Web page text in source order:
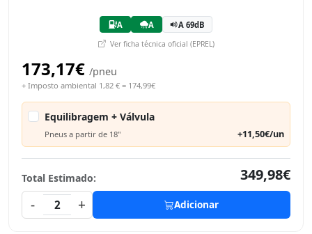
A A A 69dB
Ver ficha técnica oficial (EPREL)
173,17€ /pneu
+ Imposto ambiental 1,82 € = 174,99€
Equilibragem + Válvula
Pneus a partir de 18" +11,50€/un
Total Estimado:
349,98€
-
2 + Adicionar